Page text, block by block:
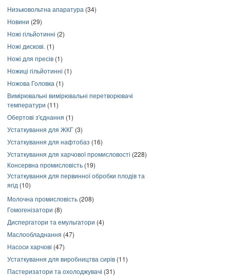
Низьковольтна апаратура (34)
Новини (29)
Ножі гільйотинні (2)
Ножі дискові. (1)
Ножі для пресів (1)
Ножиці гільйотинні (1)
Ножова Головка (1)
Вимірювальні вимірювальні перетворювачі
температури (11)
Обертові з'єднання (1)
Устаткування для ЖКГ (3)
Устаткування для нафтобаз (16)
Устаткування для харчової промисловості (228)
Консервна промисловість (19)
Устаткування для первинної обробки плодів та
ягід (10)
Молочна промисловість (208)
Гомогенізатори (8)
Диспергатори та емульгатори (4)
Маслообладнання (47)
Насоси харчові (47)
Устаткування для виробництва сирів (11)
Пастеризатори та охолоджувачі (31)